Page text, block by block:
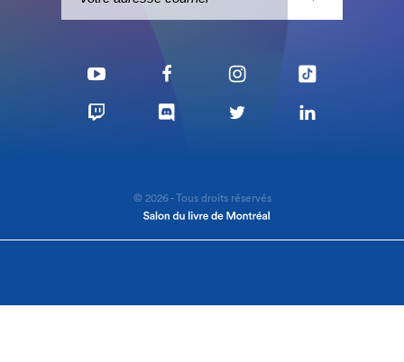
© 2026 - Tous droits réservés